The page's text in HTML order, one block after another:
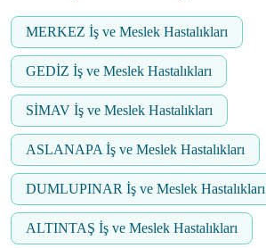
MERKEZ İş ve Meslek Hastalıkları
GEDİZ İş ve Meslek Hastalıkları
SİMAV İş ve Meslek Hastalıkları
ASLANAPA İş ve Meslek Hastalıkları
DUMLUPINAR İş ve Meslek Hastalıkları
ALTINTAŞ İş ve Meslek Hastalıkları